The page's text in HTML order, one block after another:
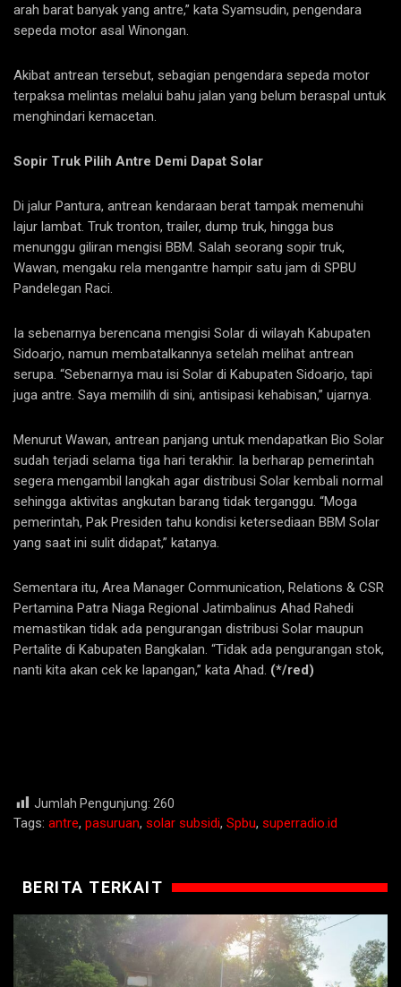
arah barat banyak yang antre,” kata Syamsudin, pengendara
sepeda motor asal Winongan.
Akibat antrean tersebut, sebagian pengendara sepeda motor
terpaksa melintas melalui bahu jalan yang belum beraspal untuk
menghindari kemacetan.
Sopir Truk Pilih Antre Demi Dapat Solar
Di jalur Pantura, antrean kendaraan berat tampak memenuhi
lajur lambat. Truk tronton, trailer, dump truk, hingga bus
menunggu giliran mengisi BBM. Salah seorang sopir truk,
Wawan, mengaku rela mengantre hampir satu jam di SPBU
Pandelegan Raci.
Ia sebenarnya berencana mengisi Solar di wilayah Kabupaten
Sidoarjo, namun membatalkannya setelah melihat antrean
serupa. “Sebenarnya mau isi Solar di Kabupaten Sidoarjo, tapi
juga antre. Saya memilih di sini, antisipasi kehabisan,” ujarnya.
Menurut Wawan, antrean panjang untuk mendapatkan Bio Solar
sudah terjadi selama tiga hari terakhir. Ia berharap pemerintah
segera mengambil langkah agar distribusi Solar kembali normal
sehingga aktivitas angkutan barang tidak terganggu. “Moga
pemerintah, Pak Presiden tahu kondisi ketersediaan BBM Solar
yang saat ini sulit didapat,” katanya.
Sementara itu, Area Manager Communication, Relations & CSR
Pertamina Patra Niaga Regional Jatimbalinus Ahad Rahedi
memastikan tidak ada pengurangan distribusi Solar maupun
Pertalite di Kabupaten Bangkalan. “Tidak ada pengurangan stok,
nanti kita akan cek ke lapangan,” kata Ahad. (*/red)
Jumlah Pengunjung: 260
Tags: antre, pasuruan, solar subsidi, Spbu, superradio.id
BERITA TERKAIT